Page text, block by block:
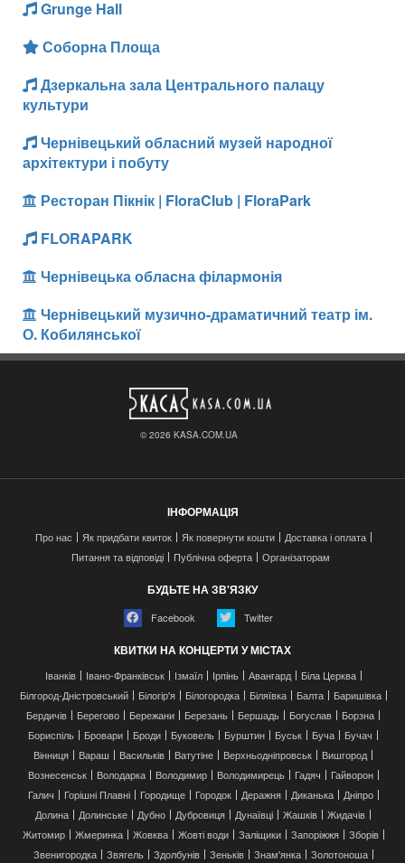
Grunge Hall
Соборна Площа
Дзеркальна зала Центрального палацу
культури
Чернівецький обласний музей народної
архітектури і побуту
Ресторан Пікнік | FloraClub | FloraPark
FLORAPARK
Чернівецька обласна філармонія
Чернівецький музично-драматичний театр ім.
О. Кобилянської
© 2026 KASA.COM.UA
ІНФОРМАЦІЯ
Про нас Як придбати квиток Як повернути кошти
Доставка і оплата
Питання та відповіді
Публічна оферта Організаторам
БУДЬТЕ НА ЗВ'ЯЗКУ
Facebook Twitter
КВИТКИ НА КОНЦЕРТИ У МІСТАХ
Іванків Івано-Франківськ Ізмаїл Ірпінь Авангард
Біла Церква
Білгород-Дністровський
Білогір'я Білогородка Біляївка Балта
Баришівка
Бердичів
Берегово Бережани Березань Бершадь Богуслав
Борзна
Бориспіль
Бровари Броди Буковель Бурштин Буськ Буча
Бучач
Вінниця
Вараш Васильків Ватутіне Верхньодніпровськ
Вишгород
Вознесенськ
Володарка Володимир Володимирець Гадяч
Гайворон
Галич
Горішні Плавні Городище Городок Деражня Диканька
Дніпро
Долина
Долинське Дубно Дубровиця Дунаївці Жашків
Жидачів
Житомир
Жмеринка Жовква Жовті води Заліщики Запоріжжя
Зборів
Звенигородка
Звягель Здолбунів Зеньків Знам'янка
Золотоноша